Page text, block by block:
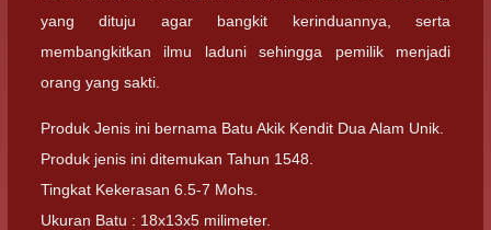
yang dituju agar bangkit kerinduannya, serta
membangkitkan ilmu laduni sehingga pemilik menjadi
orang yang sakti.
Produk Jenis ini bernama Batu Akik Kendit Dua Alam Unik.
Produk jenis ini ditemukan Tahun 1548.
Tingkat Kekerasan 6.5-7 Mohs.
Ukuran Batu : 18x13x5 milimeter.